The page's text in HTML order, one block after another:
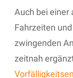
Auch bei einer
Fahrzeiten
zwingenden
zeitnah